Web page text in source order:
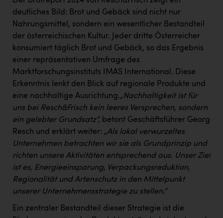
Dopgas
kunden basics
kontakt
deutliches Bild: Brot und Gebäck sind nicht nur
Nahrungsmittel, sondern ein wesentlicher Bestandteil
der österreichischen Kultur. Jeder dritte Österreicher
konsumiert täglich Brot und Gebäck, so das Ergebnis
einer repräsentativen Umfrage des
Marktforschungsinstituts IMAS International. Diese
Erkenntnis lenkt den Blick auf regionale Produkte und
eine nachhaltige Ausrichtung.„Nachhaltigkeit ist für
uns bei Resch&Frisch kein leeres Versprechen, sondern
ein gelebter Grundsatz“, betont Geschäftsführer Georg
Resch und erklärt weiter: „Als lokal verwurzeltes
Unternehmen betrachten wir sie als Grundprinzip und
richten unsere Aktivitäten entsprechend aus. Unser Ziel
ist es, Energieeinsparung, Verpackungsreduktion,
Regionalität und Artenschutz in den Mittelpunkt
unserer Unternehmensstrategie zu stellen.“
Ein zentraler Bestandteil dieser Strategie ist die